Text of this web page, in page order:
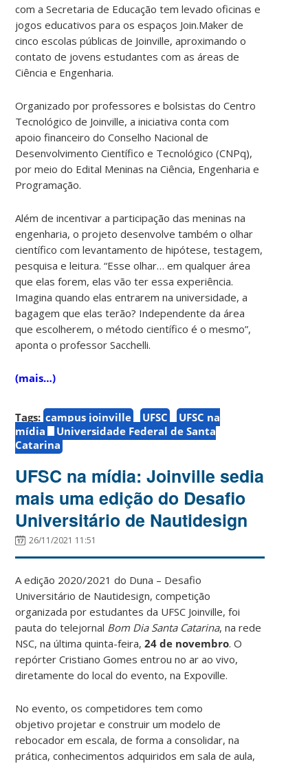
com a Secretaria de Educação tem levado oficinas e
jogos educativos para os espaços Join.Maker de
cinco escolas públicas de Joinville, aproximando o
contato de jovens estudantes com as áreas de
Ciência e Engenharia.
Organizado por professores e bolsistas do Centro
Tecnológico de Joinville, a iniciativa conta com
apoio financeiro do Conselho Nacional de
Desenvolvimento Científico e Tecnológico (CNPq),
por meio do Edital Meninas na Ciência, Engenharia e
Programação.
Além de incentivar a participação das meninas na
engenharia, o projeto desenvolve também o olhar
científico com levantamento de hipótese, testagem,
pesquisa e leitura. “Esse olhar… em qualquer área
que elas forem, elas vão ter essa experiência.
Imagina quando elas entrarem na universidade, a
bagagem que elas terão? Independente da área
que escolherem, o método científico é o mesmo”,
aponta o professor Sacchelli.
(mais…)
Tags: campus joinville UFSC
UFSC na
mídia
Universidade Federal de Santa
Catarina
UFSC na mídia: Joinville sedia
mais uma edição do Desafio
Universitário de Nautidesign
26/11/2021 11:51
A edição 2020/2021 do Duna – Desafio
Universitário de Nautidesign, competição
organizada por estudantes da UFSC Joinville, foi
pauta do telejornal Bom Dia Santa Catarina, na rede
NSC, na última quinta-feira, 24 de novembro. O
repórter Cristiano Gomes entrou no ar ao vivo,
diretamente do local do evento, na Expoville.
No evento, os competidores tem como
objetivo projetar e construir um modelo de
rebocador em escala, de forma a consolidar, na
prática, conhecimentos adquiridos em sala de aula,